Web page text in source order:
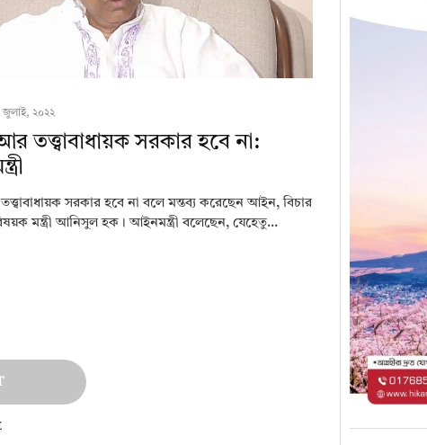
জুলাই, ২০২২
তত্ত্বাবাধায়ক সরকার হবে না:
সরকার হবে না বলে মন্তব্য করেছেন আইন, বিচার
মন্ত্রী আনিসুল হক। আইনমন্ত্রী বলেছেন, যেহেতু...